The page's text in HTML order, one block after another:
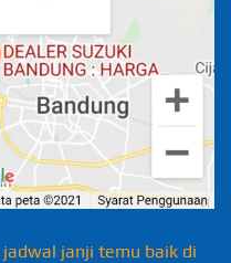
jadwal janji temu baik di